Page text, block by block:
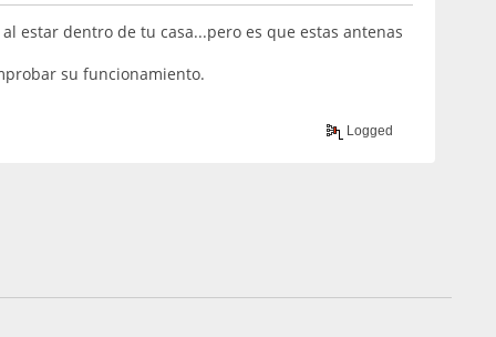
estar dentro de tu casa...pero es que estas antenas
su funcionamiento.
Logged